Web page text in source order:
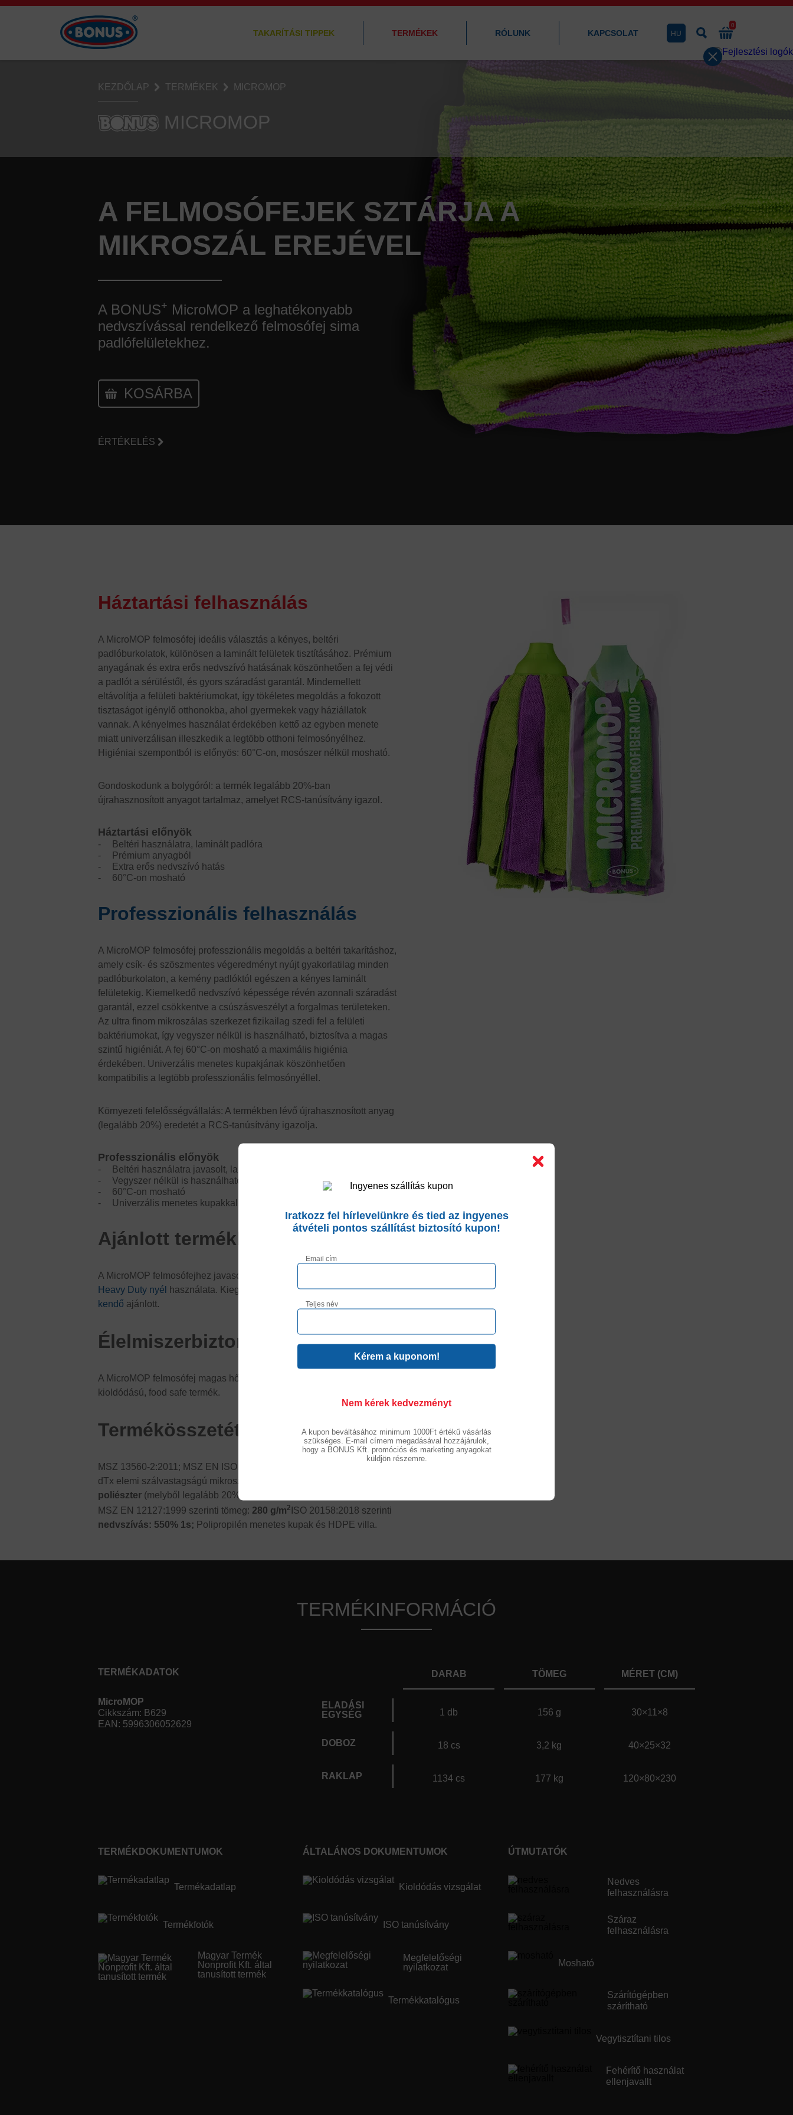
TAKARÍTÁSI TIPPEK TERMÉKEK RÓLUNK KAPCSOLAT HU
0
KEZDŐLAP TERMÉKEK MICROMOP
MICROMOP
A FELMOSÓFEJEK SZTÁRJA A
MIKROSZÁL EREJÉVEL
A BONUS+ MicroMOP a leghatékonyabb
nedvszívással rendelkező felmosófej sima
padlófelületekhez.
KOSÁRBA
ÉRTÉKELÉS
Háztartási felhasználás
A MicroMOP felmosófej ideális választás a kényes, beltéri
padlóburkolatok, különösen a laminált felületek tisztításához. Prémium
anyagának és extra erős nedvszívó hatásának köszönhetően a fej védi
a padlót a sérüléstől, és gyors száradást garantál. Mindemellett
eltávolítja a felületi baktériumokat, így tökéletes megoldás a fokozott
tisztaságot igénylő otthonokba, ahol gyermekek vagy háziállatok
vannak. A kényelmes használat érdekében kettő az egyben menete
miatt univerzálisan illeszkedik a legtöbb otthoni felmosónyélhez.
Higiéniai szempontból is előnyös: 60°C-on, mosószer nélkül mosható.
Gondoskodunk a bolygóról: a termék legalább 20%-ban
újrahasznosított anyagot tartalmaz, amelyet RCS-tanúsítvány igazol.
Háztartási előnyök
Beltéri használatra, laminált padlóra
Prémium anyagból
Extra erős nedvszívó hatás
60°C-on mosható
Professzionális felhasználás
A MicroMOP felmosófej professzionális megoldás a beltéri takarításhoz,
amely csík- és szöszmentes végeredményt nyújt gyakorlatilag minden
padlóburkolaton, a kemény padlóktól egészen a kényes laminált
felületekig. Kiemelkedő nedvszívó képessége révén azonnali száradást
garantál, ezzel csökkentve a csúszásveszélyt a forgalmas területeken.
Az ultra finom mikroszálas szerkezet fizikailag szedi fel a felületi
baktériumokat, így vegyszer nélkül is használható, biztosítva a magas
szintű higiéniát. A fej 60°C-on mosható a maximális higiénia
érdekében. Univerzális menetes kupakjának köszönhetően
kompatibilis a legtöbb professzionális felmosónyéllel.
Környezeti felelősségvállalás: A termékben lévő újrahasznosított anyag
(legalább 20%) eredetét a RCS-tanúsítvány igazolja.
Professzionális előnyök
Beltéri használatra javasolt, laminált padlókhoz
Vegyszer nélkül is használható
60°C-on mosható
Univerzális menetes kupakkal
Ajánlott termékkombináció
A MicroMOP felmosófejhez javasolt a
Heavy Duty nyél
használata. Kiegészítő takarításhoz aMicroMAXI
kendő ajánlott.
Élelmiszerbiztonság
A MicroMOP felmosófej magas hőmérsékleten mosható, zéró
kioldódású, food safe termék.
Termékösszetétel
MSZ 13560-2:2011; MSZ EN ISO 1833-1:2020 szerinti összetétel: 0,2
dTx elemi szálvastagságú mikroszálas kötött-hurkolt textil anyag
poliészter (melyből legalább 20% újrahasznosított)
MSZ EN 12127:1999 szerinti tömeg: 280 g/m2 ISO 20158:2018 szerinti
nedvszívás: 550% 1s; Polipropilén menetes kupak és HDPE villa.
TERMÉKINFORMÁCIÓ
TERMÉKADATOK
MicroMOP
Cikkszám: B629
EAN: 5996306052629
DARAB TÖMEG MÉRET (CM)
ELADÁSI
EGYSÉG
1 db 156 g 30×11×8
DOBOZ 18 cs 3,2 kg 40×25×32
RAKLAP 1134 cs 177 kg 120×80×230
TERMÉKDOKUMENTUMOK
Termékadatlap
Termékfotók
Magyar Termék
Nonprofit Kft. által
tanusított termék
ÁLTALÁNOS DOKUMENTUMOK
Kioldódás vizsgálat
ISO tanúsítvány
Megfelelőségi
nyilatkozat
Termékkatalógus
ÚTMUTATÓK
nedves
felhasználásra
száraz
felhasználásra
mosható
szárítógépben
szárítható
vegytisztítani tilos
fehérítő használat
ellenjavallt
Iratkozz fel hírlevelünkre és tied az ingyenes
átvételi pontos szállítást biztosító kupon!
Email cím
Teljes név
Nem kérek kedvezményt
A kupon beváltásához minimum 1000Ft értékű vásárlás
szükséges. E-mail címem megadásával hozzájárulok,
hogy a BONUS Kft. promóciós és marketing anyagokat
küldjön részemre.